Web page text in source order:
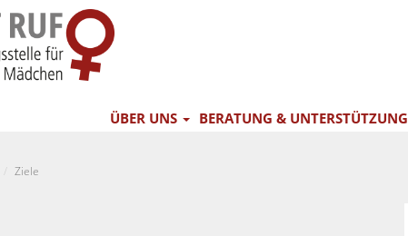
ÜBER UNS BERATUNG & UNTERSTÜTZUNG
Ziele